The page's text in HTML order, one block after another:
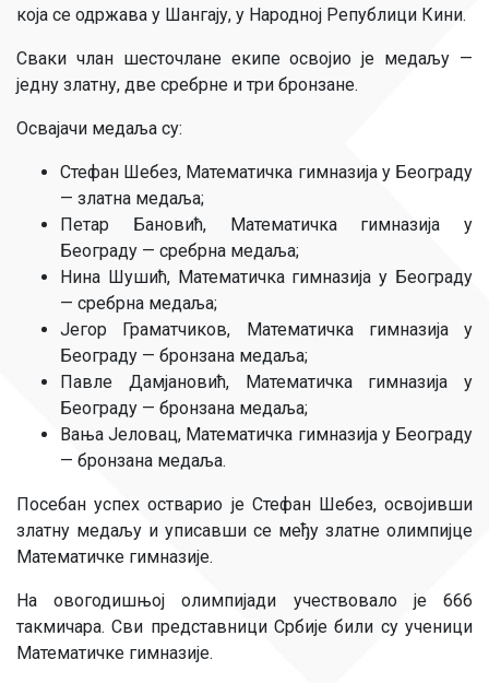
која се одржава у Шангају, у Народној Републици Кини.
Сваки члан шесточлане екипе освојио је медаљу —
једну златну, две сребрне и три бронзане.
Освајачи медаља су:
Стефан Шебез, Математичка гимназија у Београду
— златна медаља;
Петар Бановић, Математичка гимназија у
Београду — сребрна медаља;
Нина Шушић, Математичка гимназија у Београду
— сребрна медаља;
Јегор Граматчиков, Математичка гимназија у
Београду — бронзана медаља;
Павле Дамјановић, Математичка гимназија у
Београду — бронзана медаља;
Вања Јеловац, Математичка гимназија у Београду
— бронзана медаља.
Посебан успех остварио је Стефан Шебез, освојивши
златну медаљу и уписавши се међу златне олимпијце
Математичке гимназије.
На овогодишњој олимпијади учествовало је 666
такмичара. Сви представници Србије били су ученици
Математичке гимназије.